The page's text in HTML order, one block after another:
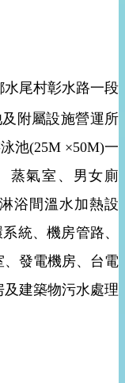
尾村彰水路一段
附屬設施營運所
池(25M ×50M)一
蒸氣室、男女廁
浴間溫水加熱設
統、機房管路、
、發電機房、台電
建築物污水處理